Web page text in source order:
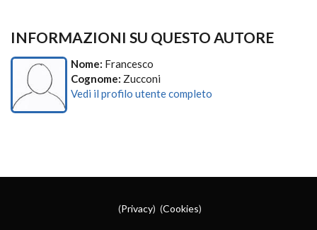
INFORMAZIONI SU QUESTO AUTORE
Nome: Francesco
Cognome: Zucconi
Vedi il profilo utente completo
(Privacy) (Cookies)